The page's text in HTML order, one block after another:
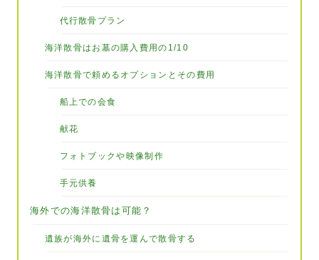
代行散骨プラン
海洋散骨はお墓の購入費用の1/10
海洋散骨で頼めるオプションとその費用
船上での会食
献花
フォトブックや映像制作
手元供養
海外での海洋散骨は可能？
遺族が海外に遺骨を運んで散骨する